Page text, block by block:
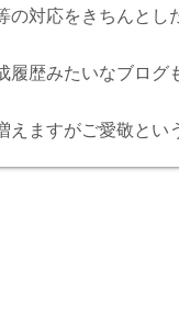
の対応をきちんとし
履歴みたいなブログ
えますがご愛敬とい